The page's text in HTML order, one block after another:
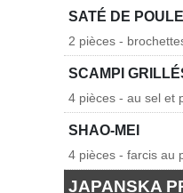
SATÉ DE
2 pièces -
SCAMPI
4 pièces - au sel et
SHAO-MEI
4 pièces - farcis au
JAPANSKA